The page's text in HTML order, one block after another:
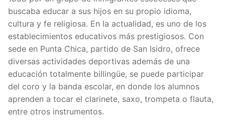
buscaba educar a sus hijos en su propio idioma,
cultura y fe religiosa. En la actualidad, es uno de los
establecimientos educativos más prestigiosos. Con
sede en Punta Chica, partido de San Isidro, ofrece
diversas actividades deportivas además de una
educación totalmente billingüe, se puede participar
del coro y la banda escolar, en donde los alumnos
aprenden a tocar el clarinete, saxo, trompeta o flauta,
entre otros instrumentos.